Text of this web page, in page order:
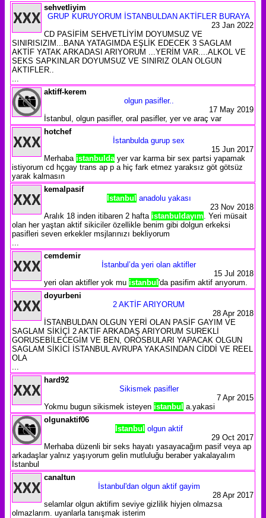
sehvetliyim
GRUP KURUYORUM İSTANBULDAN AKTİFLER BURAYA
23 Jan 2022
CD PASİFİM SEHVETLİYİM DOYUMSUZ VE
SINIRISIZIM...BANA YATAGIMDA EŞLİK EDECEK 3 SAGLAM
AKTİF YATAK ARKADASI ARIYORUM ...YERİM VAR....ALKOL VE
SEKS SAPKINLAR DOYUMSUZ VE SINIRIZ OLAN OLGUN
AKTIFLER..
aktiff-kerem
olgun pasifler..
17 May 2019
İstanbul, olgun pasifler, oral pasifler, yer ve araç var
hotchef
İstanbulda gurup sex
15 Jun 2017
Merhaba istanbulda yer var karma bir sex partsi yapamak
istiyorum cd hçgay trans ap p a hiç fark etmez yaraksız göt götsüz
yarak kalmasın
kemalpasif
Istanbul anadolu yakası
23 Nov 2018
Aralık 18 inden itibaren 2 hafta istanbuldayım . Yeri müsait
olan her yaştan aktif sikiciler özellikle benim gibi dolgun erkeksi
pasifleri seven erkekler msjlarınızı bekliyorum
cemdemir
İstanbul’da yeri olan aktifler
15 Jul 2018
yeri olan aktifler yok mu istanbul'da pasifim aktif arıyorum.
doyurbeni
2 AKTİF ARIYORUM
28 Apr 2018
İSTANBULDAN OLGUN YERİ OLAN PASİF GAYIM VE
SAGLAM SİKİÇİ 2 AKTİF ARKADAŞ ARIYORUM SUREKLİ
GORUSEBİLECEGİM VE BEN, OROSBULARI YAPACAK OLGUN
SAGLAM SİKİCİ İSTANBUL AVRUPA YAKASINDAN CİDDİ VE REEL
OLA
hard92
Sikismek pasifler
7 Apr 2015
Yokmu bugun sikismek isteyen istanbul a.yakasi
olgunaktif06
Istanbul olgun aktif
29 Oct 2017
Merhaba düzenli bir seks hayatı yasayacağım pasif veya ap
arkadaşlar yalnız yaşıyorum gelin mutluluğu beraber yakalayalım
İstanbul
canaltun
İstanbul'dan olgun aktif gayim
28 Apr 2017
selamlar olgun aktifim seviye gizlilik hiyjen olmazsa
olmazlarım. uyanlarla tanışmak isterim